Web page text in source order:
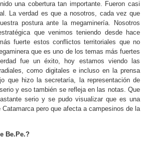
una cobertura tan importante. Fueron casi
La verdad es que a nosotros, cada vez que
postura ante la megaminería. Nosotros
que venimos teniendo desde hace
fuerte estos conflictos territoriales que no
que es uno de los temas más fuertes
fue un éxito, hoy estamos viendo las
como digitales e incluso en la prensa
que hizo la secretaría, la representación de
y eso también se refleja en las notas. Que
serio y se pudo visualizar que es una
pero que afecta a campesinos de la
Be.Pe.?